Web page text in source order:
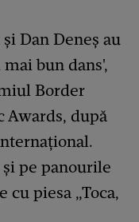
Dan Deneș au
bun dans',
Border
Awards, după
pe panourile
piesa „Toca,